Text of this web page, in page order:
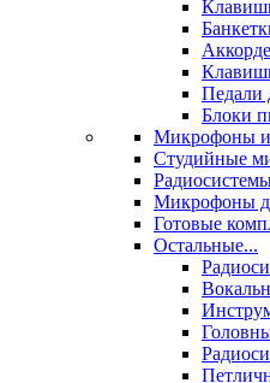
Педали
Блоки
Микрофоны и
Студийные
Микрофоны
Готовые
Остальные...